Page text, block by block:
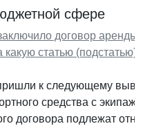
сфере
договор аренды
статью
к следующему
средства с
договора подлежат